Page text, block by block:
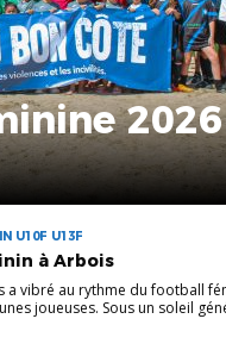
U10F U13F
à Arbois
a vibré au rythme du football
joueuses. Sous un soleil